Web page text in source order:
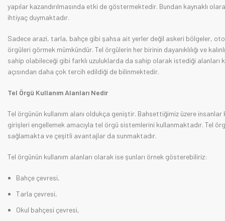
yapılar kazandırılmasında etki de göstermektedir. Bundan kaynaklı
ihtiyaç duymaktadır.
Sadece arazi, tarla, bahçe gibi şahsa ait yerler değil askeri bölgeler,
örgüleri görmek mümkündür. Tel örgülerin her birinin dayanıklılığı ve
sahip olabileceği gibi farklı uzuluklarda da sahip olarak istediği
açısından daha çok tercih edildiği de bilinmektedir.
Tel Örgü Kullanım Alanları Nedir
Tel örgünün kullanım alanı oldukça geniştir. Bahsettiğimiz üzere
girişleri engellemek amacıyla tel örgü sistemlerini kullanmaktadır. Tel
sağlamakta ve çeşitli avantajlar da sunmaktadır.
Tel örgünün kullanım alanları olarak ise şunları örnek gösterebiliriz:
Bahçe çevresi,
Tarla çevresi,
Okul bahçesi çevresi,